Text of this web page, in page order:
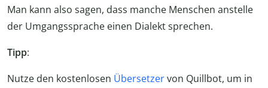
Man kann also sagen, dass manche Menschen anstelle
der Umgangssprache einen Dialekt sprechen.
Tipp:
Nutze den kostenlosen Übersetzervon Quillbot, um in